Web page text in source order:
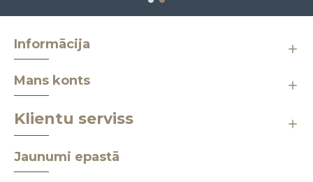
Informācija
Mans konts
Klientu serviss
Jaunumi epastā